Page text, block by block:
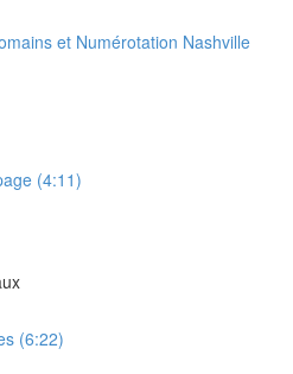
et Numérotation Nashville
(4:11)
(6:22)